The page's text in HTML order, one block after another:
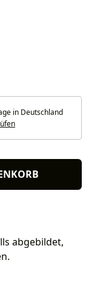
in Deutschland
abgebildet,